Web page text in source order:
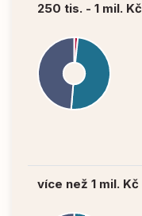
250 tis. - 1 mil. Kč
více než 1 mil. Kč